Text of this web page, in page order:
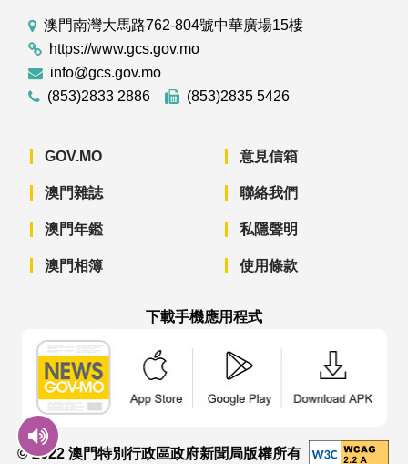
澳門南灣大馬路762-804號中華廣場15樓
https://www.gcs.gov.mo
info@gcs.gov.mo
(853)2833 2886
(853)2835 5426
GOV.MO
澳門雜誌
澳門年鑑
澳門相簿
意見信箱
聯絡我們
私隱聲明
使用條款
下載手機應用程式
© 2022 澳門特別行政區政府新聞局版權所有